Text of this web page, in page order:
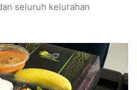
seluruh kelurahan